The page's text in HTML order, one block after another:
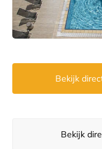
Bekijk
Bekijk